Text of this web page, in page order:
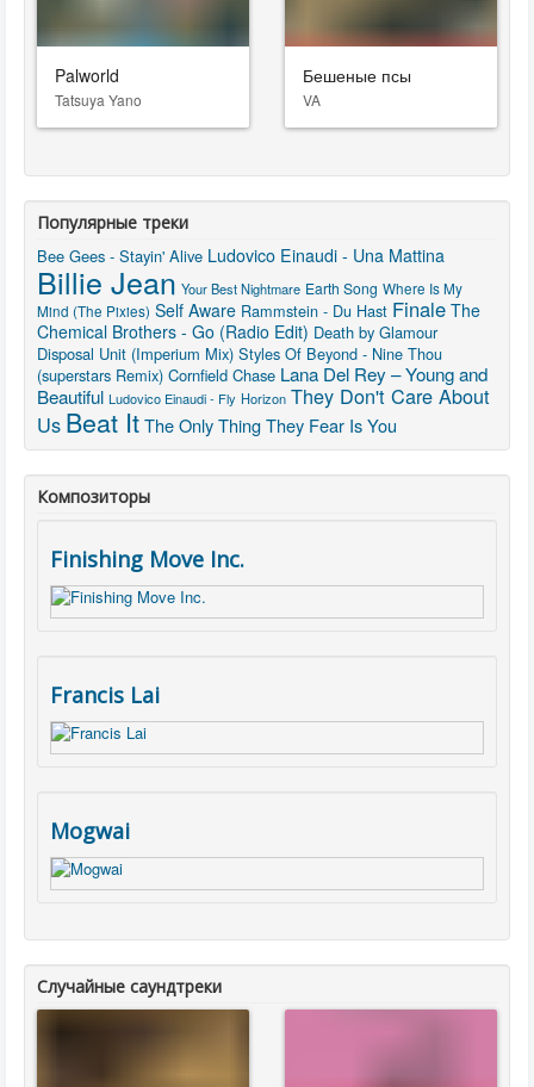
Palworld
Tatsuya Yano
Бешеные псы
VA
Популярные треки
Bee Gees - Stayin' Alive Ludovico Einaudi - Una Mattina
Billie Jean Your Best Nightmare Earth Song Where Is My
Mind (The Pixies) Self Aware Rammstein - Du Hast Finale The
Chemical Brothers - Go (Radio Edit) Death by Glamour
Disposal Unit (Imperium Mix) Styles Of Beyond - Nine Thou
(superstars Remix) Cornfield Chase Lana Del Rey – Young and
Beautiful Ludovico Einaudi - Fly Horizon They Don't Care About
Us Beat ItThe Only Thing They Fear Is You
Композиторы
Finishing Move Inc.
Francis Lai
Mogwai
Случайные саундтреки